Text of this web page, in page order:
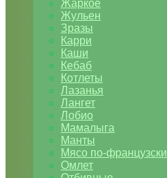
Жаркое
Жульен
Зразы
Карри
Каши
Кебаб
Котлеты
Лазанья
Лангет
Лобио
Мамалыга
Манты
Мясо по-французски
Омлет